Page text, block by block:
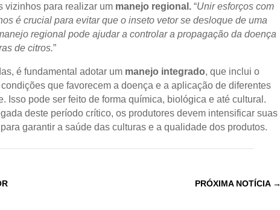
vizinhos para realizar um manejo regional.“Unir esforços com
é crucial para evitar que o inseto vetor se desloque de uma
regional pode ajudar a controlar a propagação da doença
de citros.”
é fundamental adotar um manejo integrado, que inclui o
que favorecem a doença e a aplicação de diferentes
Isso pode ser feito de forma química, biológica e até cultural.
deste período crítico, os produtores devem intensificar suas
garantir a saúde das culturas e a qualidade dos produtos.
PRÓXIMA NOTÍCIA→